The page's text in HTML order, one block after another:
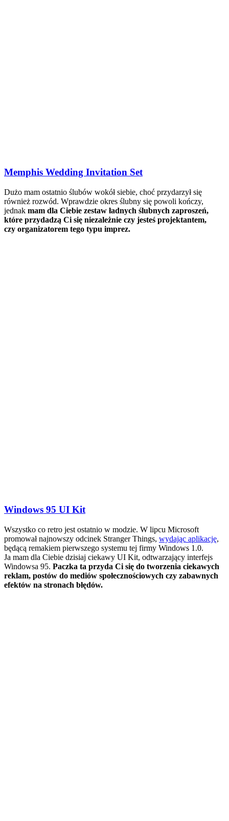
Memphis Wedding Invitation Set
Dużo mam ostatnio ślubów wokół siebie, choć przydarzył się
również rozwód. Wprawdzie okres ślubny się powoli kończy,
jednak mam dla Ciebie zestaw ładnych ślubnych zaproszeń,
które przydadzą Ci się niezależnie czy jesteś projektantem,
czy organizatorem tego typu imprez.
Windows 95 UI Kit
Wszystko co retro jest ostatnio w modzie. W lipcu Microsoft
promował najnowszy odcinek Stranger Things, wydając aplikację,
będącą remakiem pierwszego systemu tej firmy Windows 1.0.
Ja mam dla Ciebie dzisiaj ciekawy UI Kit, odtwarzający interfejs
Windowsa 95. Paczka ta przyda Ci się do tworzenia ciekawych
reklam, postów do mediów społecznościowych czy zabawnych
efektów na stronach błędów.